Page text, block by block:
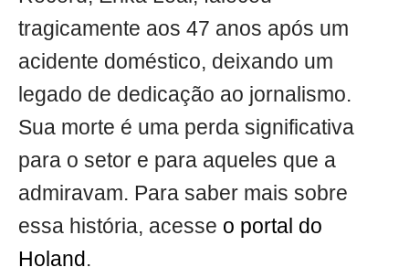
tragicamente aos 47 anos após um
acidente doméstico, deixando um
legado de dedicação ao jornalismo.
Sua morte é uma perda significativa
para o setor e para aqueles que a
admiravam. Para saber mais sobre
essa história, acesse o portal do
Holand .